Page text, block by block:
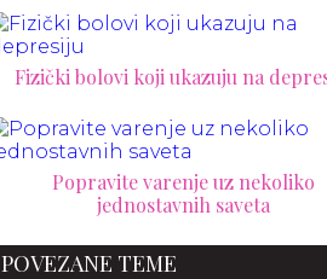
Fizički bolovi koji ukazuju na
Popravite varenje uz nekoliko
jednostavnih saveta
POVEZANE TEME